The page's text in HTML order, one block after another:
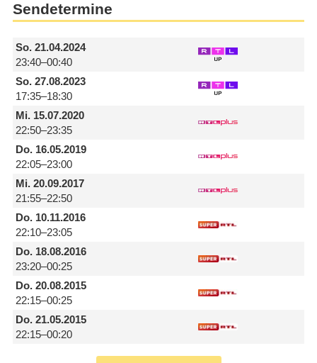
Sendetermine
So.21.04.2024
23:40–00:40
So.27.08.2023
17:35–18:30
Mi.15.07.2020
22:50–23:35
Do.16.05.2019
22:05–23:00
Mi.20.09.2017
21:55–22:50
Do.10.11.2016
22:10–23:05
Do.18.08.2016
23:20–00:25
Do.20.08.2015
22:15–00:25
Do.21.05.2015
22:15–00:20